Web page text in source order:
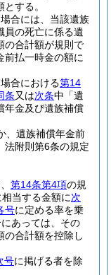
する。
合には、当該遺族
員の死亡に係る遺
の合計額が規則で
前払一時金の額に
合における第14
条又は次条中「遺
年金及び遺族補償
、遺族補償年金前
法附則第6条の規定
第14条第4項の規
当する金額に次
号に定める率を乗
あっては、その
の合計額を控除し
号に掲げる者を除